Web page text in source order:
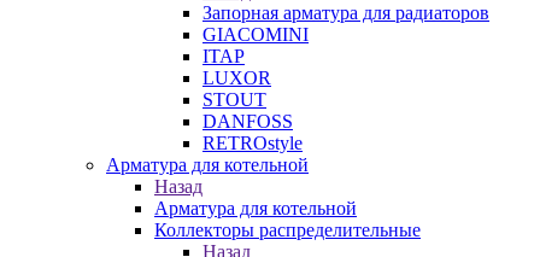
Запорная арматура для радиаторов
GIACOMINI
ITAP
LUXOR
STOUT
DANFOSS
RETROstyle
Арматура для котельной
Назад
Арматура для котельной
Коллекторы распределительные
Назад